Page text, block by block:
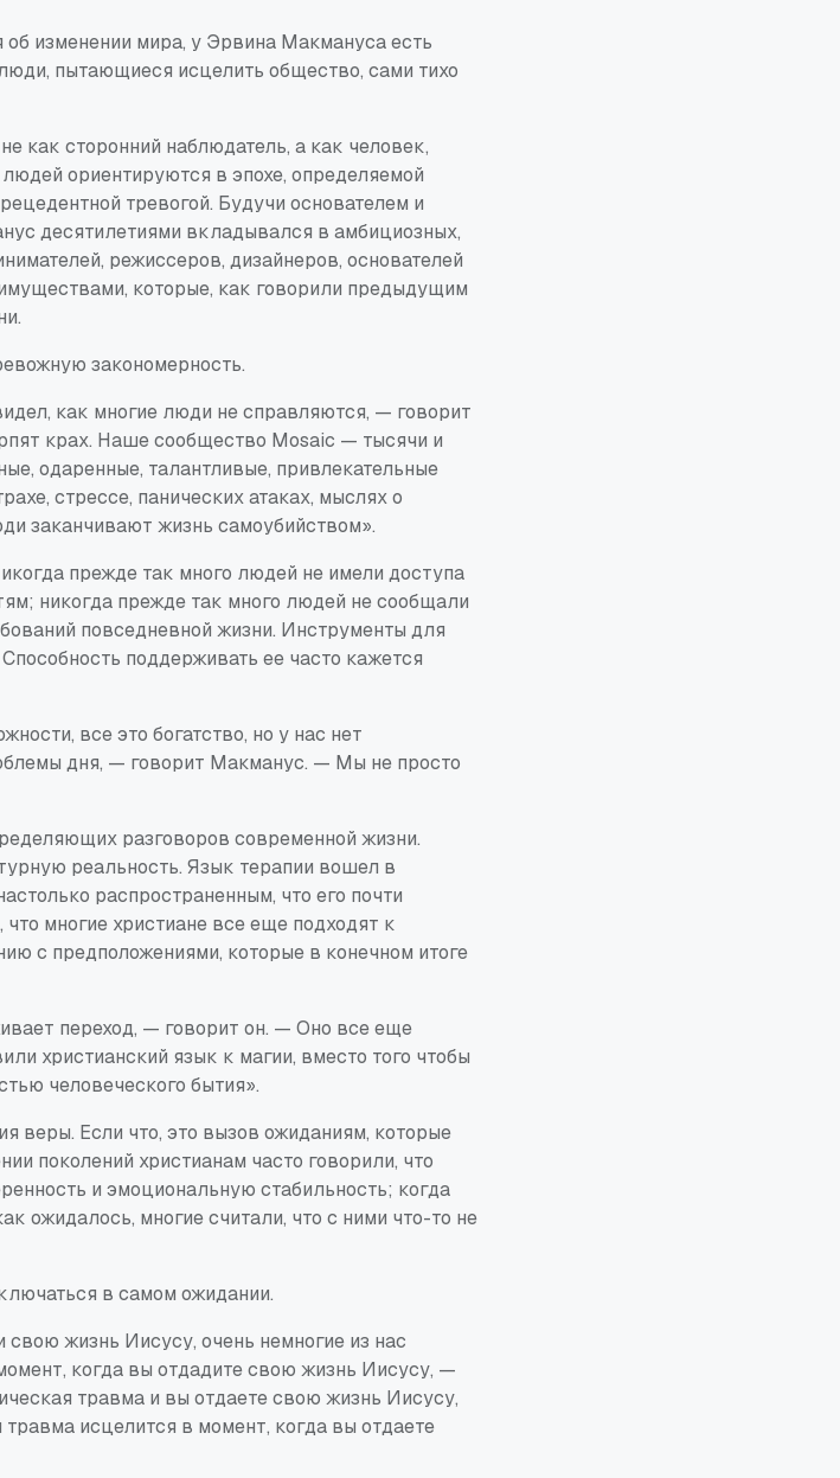
об изменении мира, у Эрвина Макмануса есть
пытающиеся исцелить общество, сами тихо
как сторонний наблюдатель, а как человек,
ориентируются в эпохе, определяемой
тревогой. Будучи основателем и
десятилетиями вкладывался в амбициозных,
режиссеров, дизайнеров, основателей
которые, как говорили предыдущим
закономерность.
как многие люди не справляются, — говорит
крах. Наше сообщество Mosaic — тысячи и
одаренные, талантливые, привлекательные
стрессе, панических атаках, мыслях о
заканчивают жизнь самоубийством».
прежде так много людей не имели доступа
никогда прежде так много людей не сообщали
повседневной жизни. Инструменты для
поддерживать ее часто кажется
все это богатство, но у нас нет
дня, — говорит Макманус. — Мы не просто
разговоров современной жизни.
реальность. Язык терапии вошел в
распространенным, что его почти
многие христиане все еще подходят к
с предположениями, которые в конечном итоге
переход, — говорит он. — Оно все еще
христианский язык к магии, вместо того чтобы
человеческого бытия».
веры. Если что, это вызов ожиданиям, которые
поколений христианам часто говорили, что
и эмоциональную стабильность; когда
ожидалось, многие считали, что с ними что-то не
в самом ожидании.
жизнь Иисусу, очень немногие из нас
когда вы отдадите свою жизнь Иисусу, —
травма и вы отдаете свою жизнь Иисусу,
исцелится в момент, когда вы отдаете